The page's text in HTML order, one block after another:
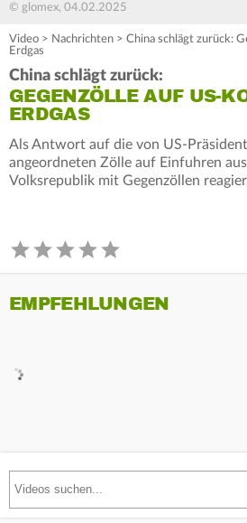
© glomex, 04.02.2025
Video > Nachrichten > China schlägt zurück:
Erdgas
China schlägt zurück:
GEGENZÖLLE AUF US-
ERDGAS
Als Antwort auf die von US-
angeordneten Zölle auf Einfuhren
Volksrepublik mit Gegenzöllen
EMPFEHLUNGEN